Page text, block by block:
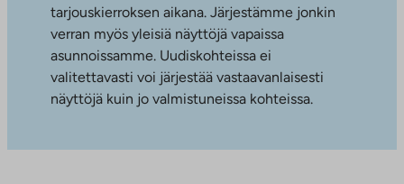
tarjouskierroksen aikana. Järjestämme jonkin
verran myös yleisiä näyttöjä vapaissa
asunnoissamme. Uudiskohteissa ei
valitettavasti voi järjestää vastaavanlaisesti
näyttöjä kuin jo valmistuneissa kohteissa.